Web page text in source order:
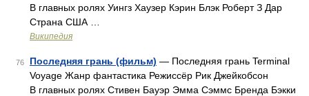
В главных ролях Уингз Хаузер Кэрин Блэк Роберт З Дар
Страна США …
Википедия
76 Последняя грань (фильм) — Последняя грань Terminal
Voyage Жанр фантастика Режиссёр Рик Джейкобсон
В главных ролях Стивен Бауэр Эмма Сэммс Бренда Бэкки